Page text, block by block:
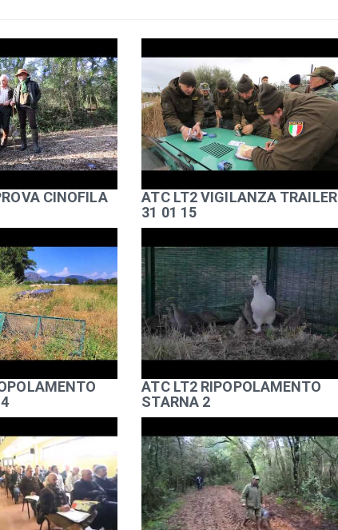
CINOFILA
ATC LT2 VIGILANZA TRAILER
31 01 15
ATC LT2 RIPOPOLAMENTO
STARNA 2